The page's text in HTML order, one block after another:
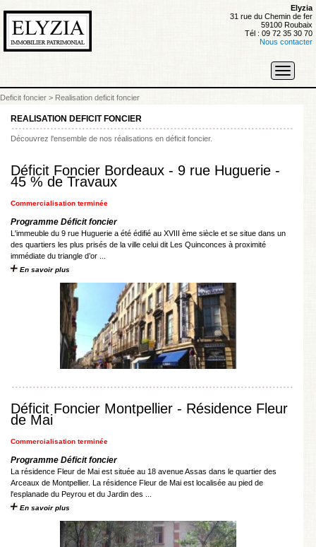
Elyzia
31 rue du Chemin de fer
59100 Roubaix
Tél : 09 72 35 30 70
Nous contacter
Toggle
Deficit foncier > Realisation deficit foncier
REALISATION DEFICIT FONCIER
Découvrez l'ensemble de nos réalisations en déficit foncier.
Déficit Foncier Bordeaux - 9 rue Huguerie -
45 % de Travaux
Commercialisation terminée
Programme Déficit foncier
L'immeuble du 9 rue Huguerie a été édifié au XVIII ème siècle et se situe dans un
des quartiers les plus prisés de la ville celui dit Les Quinconces à proximité
immédiate du triangle d’or ...
En savoir plus
Déficit Foncier Montpellier - Résidence Fleur
de Mai
Commercialisation terminée
Programme Déficit foncier
La résidence Fleur de Mai est située au 18 avenue Assas dans le quartier des
Arceaux de Montpellier. La résidence Fleur de Mai est localisée au pied de
l'esplanade du Peyrou et du Jardin des ...
En savoir plus